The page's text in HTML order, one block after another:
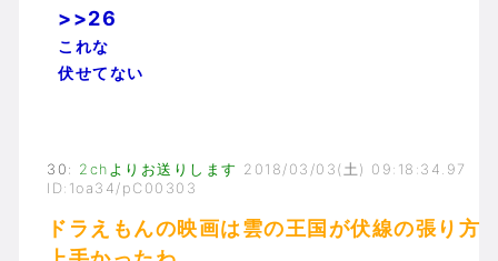
>>26
これな
伏せてない
30 : 2chよりお送りします 2018/03/03(土) 09:18:34.97
ID:1oa34/pC00303
ドラえもんの映画は雲の王国が伏線の張り方